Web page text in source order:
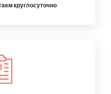
круглосуточно